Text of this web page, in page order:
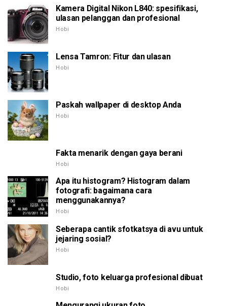
Kamera Digital Nikon L840: spesifikasi,
ulasan pelanggan dan profesional
Hobi
Lensa Tamron: Fitur dan ulasan
Hobi
Paskah wallpaper di desktop Anda
Hobi
Fakta menarik dengan gaya berani
Hobi
Apa itu histogram? Histogram dalam
fotografi: bagaimana cara
menggunakannya?
Hobi
Seberapa cantik sfotkatsya di avu untuk
jejaring sosial?
Hobi
Studio, foto keluarga profesional dibuat
Hobi